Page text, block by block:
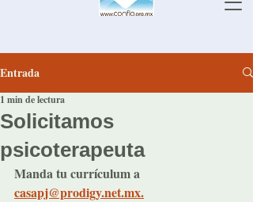
Entrada
Solicitamos
psicoterapeuta
1 min de lectura
Manda tu currículum a
casapj@prodigy.net.mx.